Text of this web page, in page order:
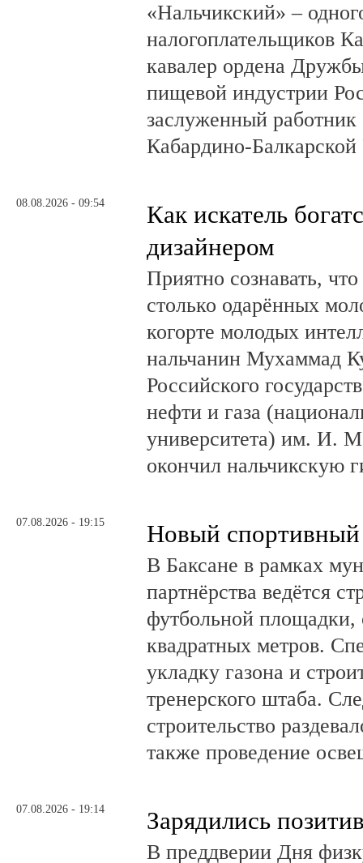
«Нальчикский» –
налогоплательщиков
кавалер ордена
пищевой индустрии
заслуженный работник
Кабардино-
08.08.2026 - 09:54
Как искатель
дизайнером
Приятно сознавать,
столько одарённых
когорте молодых
нальчанин Мухаммад
Российского
нефти и газа
университета) им. И.
окончил нальчикскую
07.08.2026 - 19:15 Новый спортивный
В Баксане в рамках
партнёрства ведётся
футбольной
квадратных метров.
укладку газона и
тренерского штаба.
строительство
также проведение
07.08.2026 - 19:14 Зарядились
В преддверии Дня